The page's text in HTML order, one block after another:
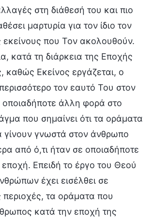
στη διάθεσή του και πιο
μαρτυρία για τον ίδιο τον
που Τον ακολουθούν.
κατά τη διάρκεια της Εποχής
καθώς Εκείνος εργάζεται, ο
τον εαυτό Του στον
άλλη φορά στο
που σημαίνει ότι τα οράματα
γίνουν γνωστά στον άνθρωπο
από ό,τι ήταν σε οποιαδήποτε
Επειδή το έργο του Θεού
έχει εισέλθει σε
τα οράματα που
κατά την εποχή της